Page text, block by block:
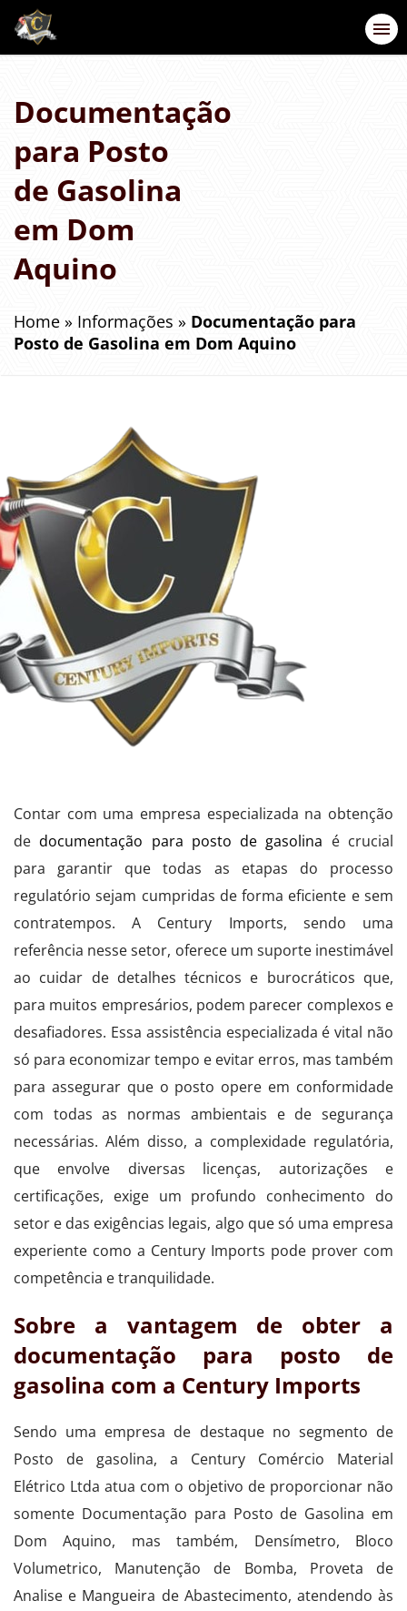
Documentação
para Posto
de Gasolina
em Dom
Aquino
Home » Informações » Documentação para
Posto de Gasolina em Dom Aquino
Contar com uma empresa especializada na obtenção
dedocumentação para posto de gasolina é crucial
para garantir que todas as etapas do processo
regulatório sejam cumpridas de forma eficiente e sem
contratempos. A Century Imports, sendo uma
referência nesse setor, oferece um suporte inestimável
ao cuidar de detalhes técnicos e burocráticos que,
para muitos empresários, podem parecer complexos e
desafiadores. Essa assistência especializada é vital não
só para economizar tempo e evitar erros, mas também
para assegurar que o posto opere em conformidade
com todas as normas ambientais e de segurança
necessárias. Além disso, a complexidade regulatória,
que envolve diversas licenças, autorizações e
certificações, exige um profundo conhecimento do
setor e das exigências legais, algo que só uma empresa
experiente como a Century Imports pode prover com
competência e tranquilidade.
Sobre a vantagem de obter a
documentação para posto de
gasolina com a Century Imports
Sendo uma empresa de destaque no segmento de
Posto de gasolina, a Century Comércio Material
Elétrico Ltda atua com o objetivo de proporcionar não
somente Documentação para Posto de Gasolina em
Dom Aquino, mas também, Densímetro, Bloco
Volumetrico, Manutenção de Bomba, Proveta de
Analise e Mangueira de Abastecimento, atendendo às